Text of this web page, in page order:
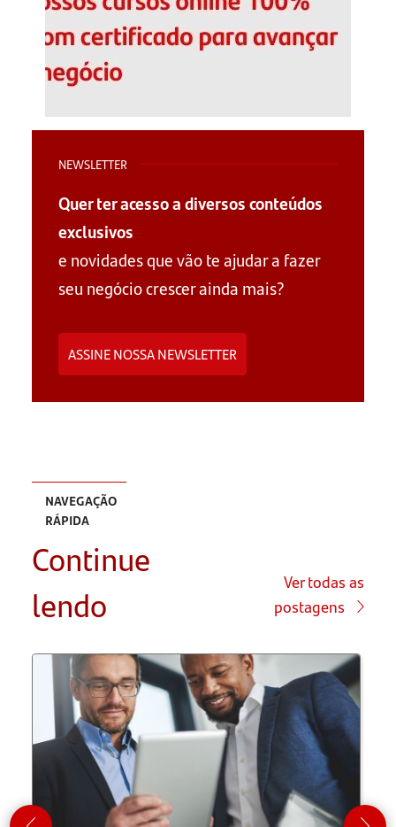
NEWSLETTER
Quer ter acesso a diversos conteúdos
exclusivos
e novidades que vão te ajudar a fazer
seu negócio crescer ainda mais?
ASSINE NOSSA NEWSLETTER
NAVEGAÇÃO
RÁPIDA
Onde
encontro
curso de
empreendedorismo
Empreendedorismo:
como
investir
no seu
negócio
Continue
lendo
Ver todas as
postagens